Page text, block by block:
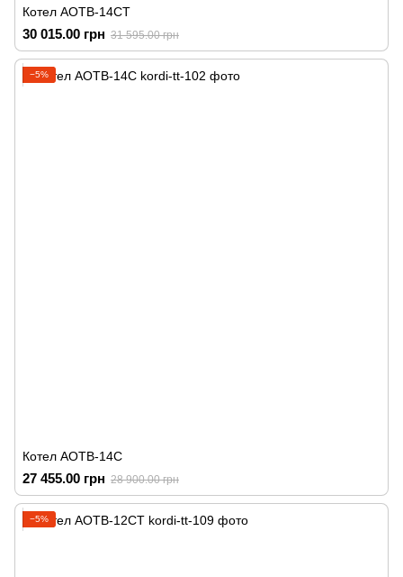
Котел АОТВ-14СТ
30 015.00 грн 31 595.00 грн
−5%
Котел АОТВ-14С
27 455.00 грн 28 900.00 грн
−5%